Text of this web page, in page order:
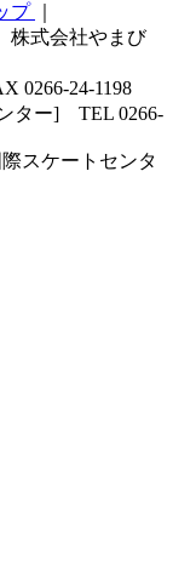
プ
株式会社やまび
0266-24-1198
ター] TEL 0266-